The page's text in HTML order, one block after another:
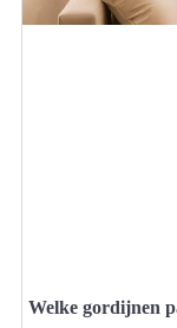
Welke gordijnen